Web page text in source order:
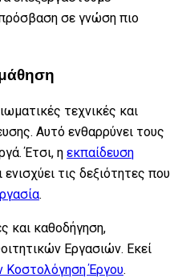
σε γνώση πιο
τεχνικές και
Αυτό ενθαρρύνει τους
Έτσι, η εκπαίδευση
τις δεξιότητες που
.
και καθοδήγηση,
Εργασιών. Εκεί
Κοστολόγηση Έργου.